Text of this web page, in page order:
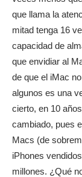
que llama la
mitad tenga 16
capacidad de
que envidiar al
de que el iMac
algunos es una
cierto, en 10
cambiado, pues
Macs (de
iPhones
millones. ¿Qué